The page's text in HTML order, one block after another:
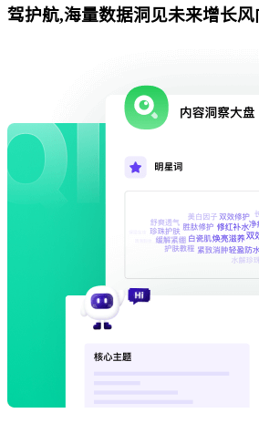
驾护航,海量数据洞见未来增长风